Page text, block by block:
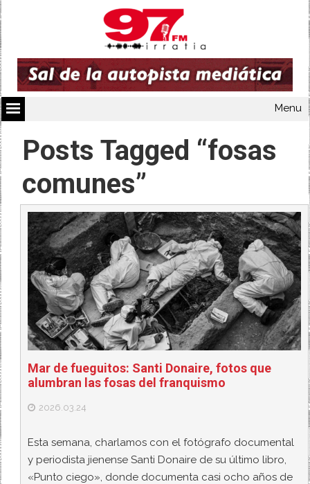
Menu
Posts Tagged “fosas
comunes”
Mar de fueguitos: Santi Donaire, fotos que
alumbran las fosas del franquismo
2026.03.24
Esta semana, charlamos con el fotógrafo documental
y periodista jienense Santi Donaire de su último libro,
«Punto ciego», donde documenta casi ocho años de